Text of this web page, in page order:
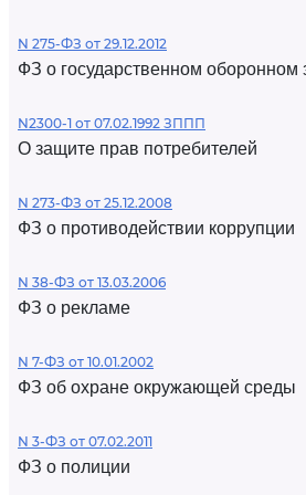
N 275-ФЗ от 29.12.2012
ФЗ о государственном оборонном
N2300-1 от 07.02.1992 ЗППП
О защите прав потребителей
N 273-ФЗ от 25.12.2008
ФЗ о противодействии коррупции
N 38-ФЗ от 13.03.2006
ФЗ о рекламе
N 7-ФЗ от 10.01.2002
ФЗ об охране окружающей среды
N 3-ФЗ от 07.02.2011
ФЗ о полиции